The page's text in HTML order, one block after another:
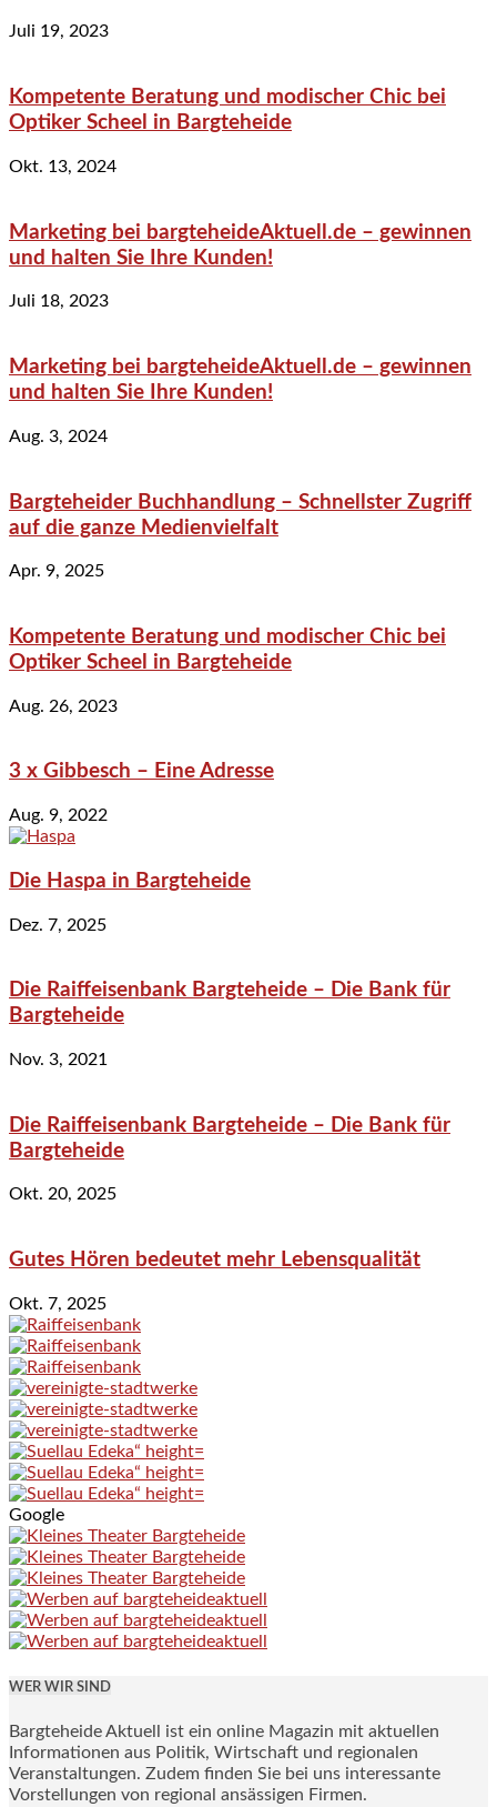
Juli 19, 2023
Kompetente Beratung und modischer Chic bei
Optiker Scheel in Bargteheide
Okt. 13, 2024
Marketing bei bargteheideAktuell.de – gewinnen
und halten Sie Ihre Kunden!
Juli 18, 2023
Marketing bei bargteheideAktuell.de – gewinnen
und halten Sie Ihre Kunden!
Aug. 3, 2024
Bargteheider Buchhandlung – Schnellster Zugriff
auf die ganze Medienvielfalt
Apr. 9, 2025
Kompetente Beratung und modischer Chic bei
Optiker Scheel in Bargteheide
Aug. 26, 2023
3 x Gibbesch – Eine Adresse
Aug. 9, 2022
Die Haspa in Bargteheide
Dez. 7, 2025
Die Raiffeisenbank Bargteheide – Die Bank für
Bargteheide
Nov. 3, 2021
Die Raiffeisenbank Bargteheide – Die Bank für
Bargteheide
Okt. 20, 2025
Gutes Hören bedeutet mehr Lebensqualität
Okt. 7, 2025
Google
WER WIR SIND
Bargteheide Aktuell ist ein online Magazin mit aktuellen
Informationen aus Politik, Wirtschaft und regionalen
Veranstaltungen. Zudem finden Sie bei uns interessante
Vorstellungen von regional ansässigen Firmen.